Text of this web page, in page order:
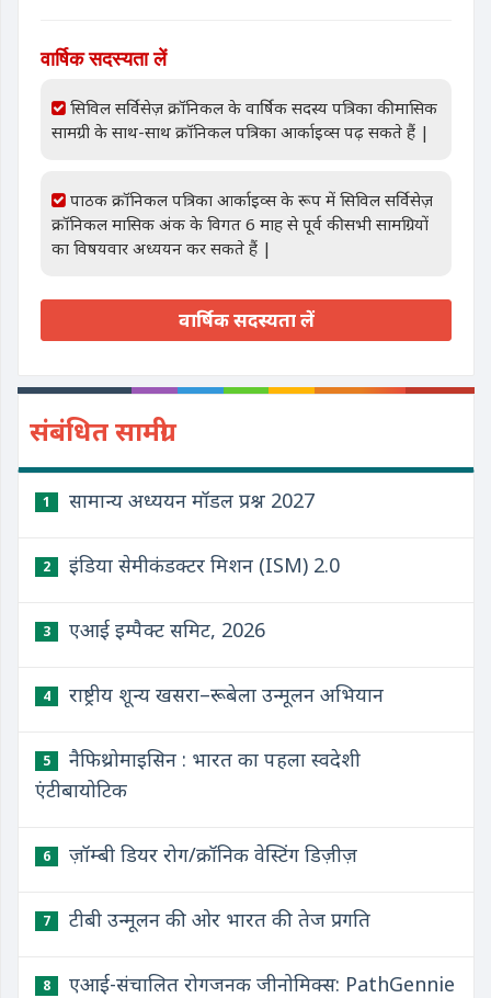
वार्षिक सदस्यता लें
सिविल सर्विसेज़ क्रॉनिकल के वार्षिक सदस्य पत्रिका की मासिक
सामग्री के साथ-साथ क्रॉनिकल पत्रिका आर्काइव्स पढ़ सकते हैं |
पाठक क्रॉनिकल पत्रिका आर्काइव्स के रूप में सिविल सर्विसेज़
क्रॉनिकल मासिक अंक के विगत 6 माह से पूर्व की सभी सामग्रियों
का विषयवार अध्ययन कर सकते हैं |
वार्षिक सदस्यता लें
संबंधित सामग्री
1 सामान्य अध्ययन मॉडल प्रश्न 2027
2 इंडिया सेमीकंडक्टर मिशन (ISM) 2.0
3 एआई इम्पैक्ट समिट, 2026
4 राष्ट्रीय शून्य खसरा–रूबेला उन्मूलन अभियान
5
नैफिथ्रोमाइसिन : भारत का पहला स्वदेशी
एंटीबायोटिक
6 ज़ॉम्बी डियर रोग/क्रॉनिक वेस्टिंग डिज़ीज़
7 टीबी उन्मूलन की ओर भारत की तेज प्रगति
8 एआई-संचालित रोगजनक जीनोमिक्स: PathGennie